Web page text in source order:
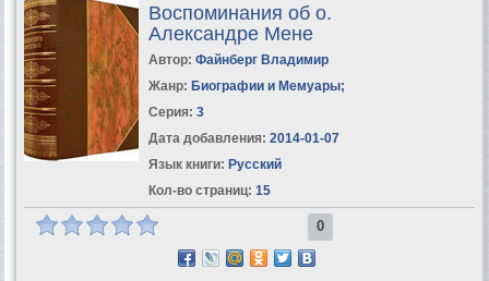
Воспоминания об о.
Александре Мене
Автор: Файнберг Владимир
Жанр: Биографии и Мемуары;
Серия: 3
Дата добавления: 2014-01-07
Язык книги: Русский
Кол-во страниц: 15
0